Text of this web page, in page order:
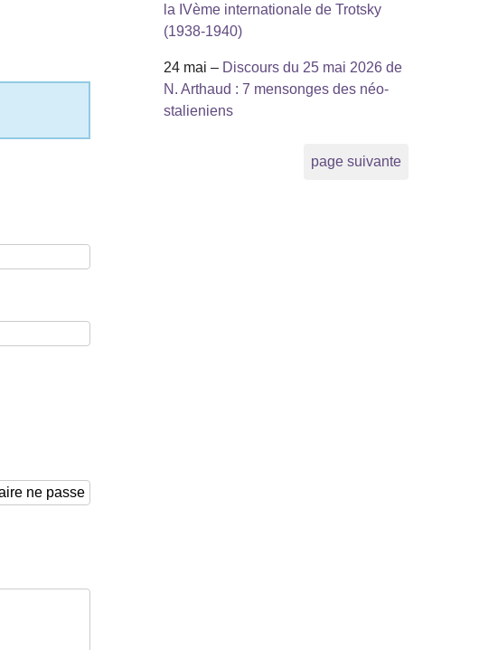
la IVème internationale de Trotsky
(1938-1940)
24 mai – Discours du 25 mai 2026 de
N. Arthaud : 7 mensonges des néo-
stalieniens
page suivante